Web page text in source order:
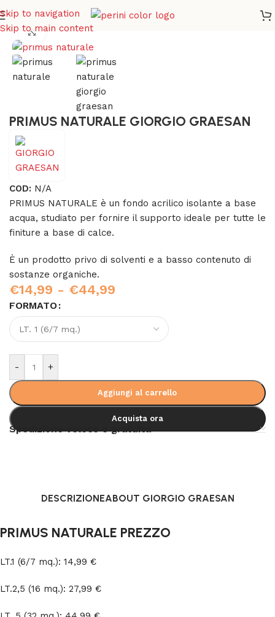
Skip to navigation
Skip to main content
Home/DECORAZIONI
Click to enlarge
PRIMUS NATURALE GIORGIO GRAESAN
COD: N/A
PRIMUS NATURALE è un fondo acrilico isolante a base
acqua, studiato per fornire il supporto ideale per tutte le
finiture a base di calce.
È un prodotto privo di solventi e a basso contenuto di
sostanze organiche.
€14,99 - €44,99
FORMATO
- +
Aggiungi al carrello
Acquista ora
Spedizione veloce e gratuita
DESCRIZIONEABOUT GIORGIO GRAESAN
PRIMUS NATURALE PREZZO
LT.1 (6/7 mq.): 14,99 €
LT.2,5 (16 mq.): 27,99 €